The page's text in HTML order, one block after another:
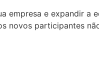
empresa e expandir a
novos participantes